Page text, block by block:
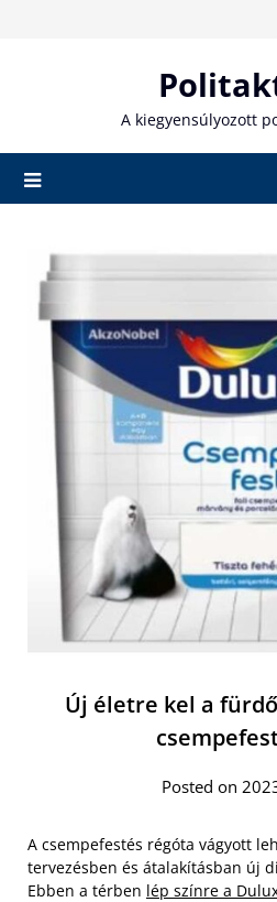
A kiegyensúlyozott
Új életre kel a
Posted on
A csempefestés régóta vágyott
tervezésben és átalakításban új
Ebben a térben lép színre a